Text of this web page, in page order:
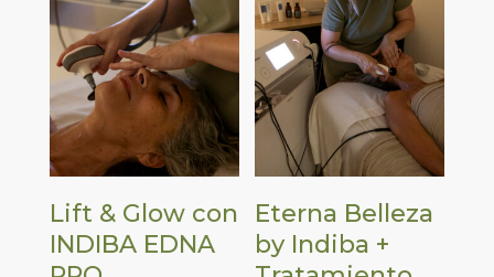
Lift & Glow con
INDIBA EDNA
Eterna Belleza
by Indiba +